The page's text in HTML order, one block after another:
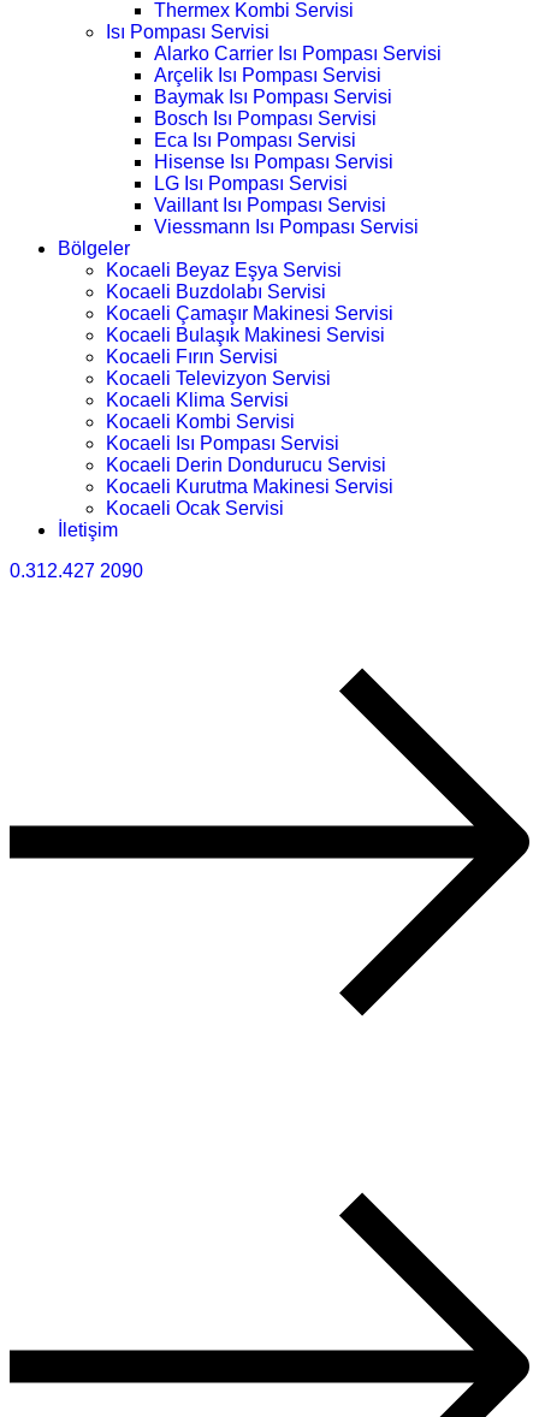
Thermex Kombi Servisi
Isı Pompası Servisi
Alarko Carrier Isı Pompası Servisi
Arçelik Isı Pompası Servisi
Baymak Isı Pompası Servisi
Bosch Isı Pompası Servisi
Eca Isı Pompası Servisi
Hisense Isı Pompası Servisi
LG Isı Pompası Servisi
Vaillant Isı Pompası Servisi
Viessmann Isı Pompası Servisi
Bölgeler
Kocaeli Beyaz Eşya Servisi
Kocaeli Buzdolabı Servisi
Kocaeli Çamaşır Makinesi Servisi
Kocaeli Bulaşık Makinesi Servisi
Kocaeli Fırın Servisi
Kocaeli Televizyon Servisi
Kocaeli Klima Servisi
Kocaeli Kombi Servisi
Kocaeli Isı Pompası Servisi
Kocaeli Derin Dondurucu Servisi
Kocaeli Kurutma Makinesi Servisi
Kocaeli Ocak Servisi
İletişim
0.312.427 2090